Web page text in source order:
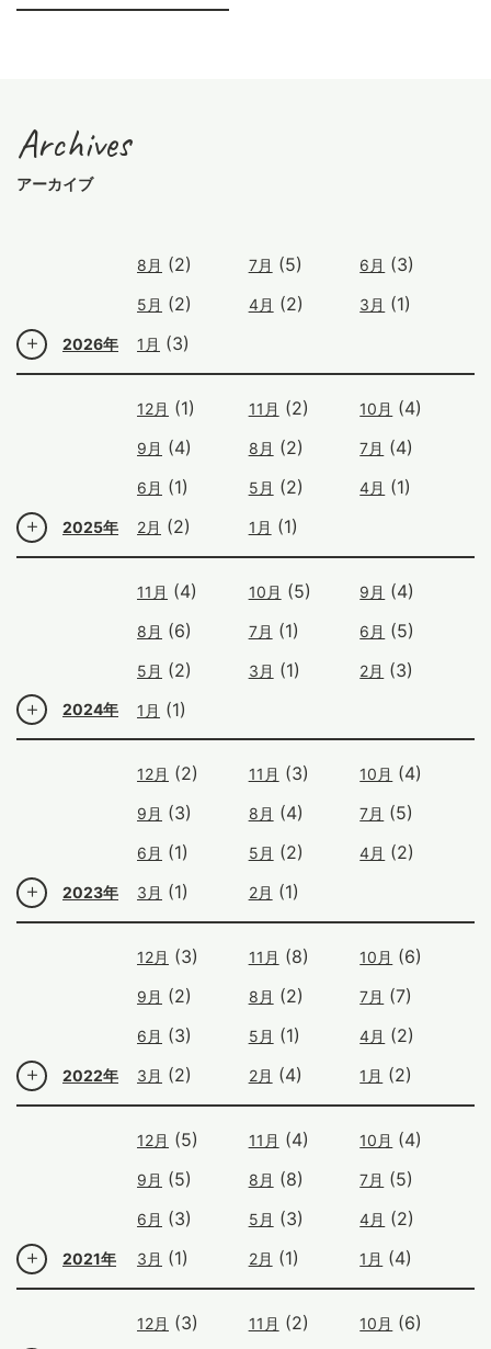
Archives
アーカイブ
2026年
8月 (2) 7月 (5) 6月 (3)
5月 (2) 4月 (2) 3月 (1)
1月 (3)
2025年
12月 (1) 11月 (2) 10月 (4)
9月 (4) 8月 (2) 7月 (4)
6月 (1) 5月 (2) 4月 (1)
2月 (2) 1月 (1)
2024年
11月 (4) 10月 (5) 9月 (4)
8月 (6) 7月 (1) 6月 (5)
5月 (2) 3月 (1) 2月 (3)
1月 (1)
2023年
12月 (2) 11月 (3) 10月 (4)
9月 (3) 8月 (4) 7月 (5)
6月 (1) 5月 (2) 4月 (2)
3月 (1) 2月 (1)
2022年
12月 (3) 11月 (8) 10月 (6)
9月 (2) 8月 (2) 7月 (7)
6月 (3) 5月 (1) 4月 (2)
3月 (2) 2月 (4) 1月 (2)
2021年
12月 (5) 11月 (4) 10月 (4)
9月 (5) 8月 (8) 7月 (5)
6月 (3) 5月 (3) 4月 (2)
3月 (1) 2月 (1) 1月 (4)
12月 (3) 11月 (2) 10月 (6)